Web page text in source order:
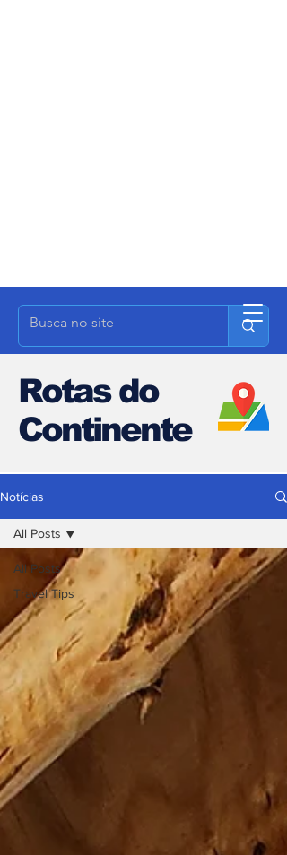
Rotas do
Continente
Notícias
All Posts
Travel Tips
All Posts